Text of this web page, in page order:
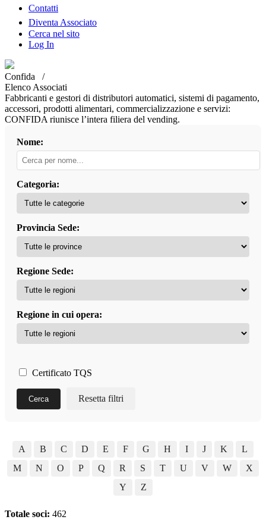
Contatti
Diventa Associato
Cerca nel sito
Log In
Confida /
Elenco Associati
Fabbricanti e gestori di distributori automatici, sistemi di pagamento,
accessori, prodotti alimentari, commercializzazione e servizi:
CONFIDA riunisce l’intera filiera del vending.
Nome:
Categoria:
Provincia Sede:
Regione Sede:
Regione in cui opera:
Certificato TQS
Cerca Resetta filtri
A B C D E F G H I J K
L
M
N O P Q R S T U V W
X
Y
Z
Totale soci: 462